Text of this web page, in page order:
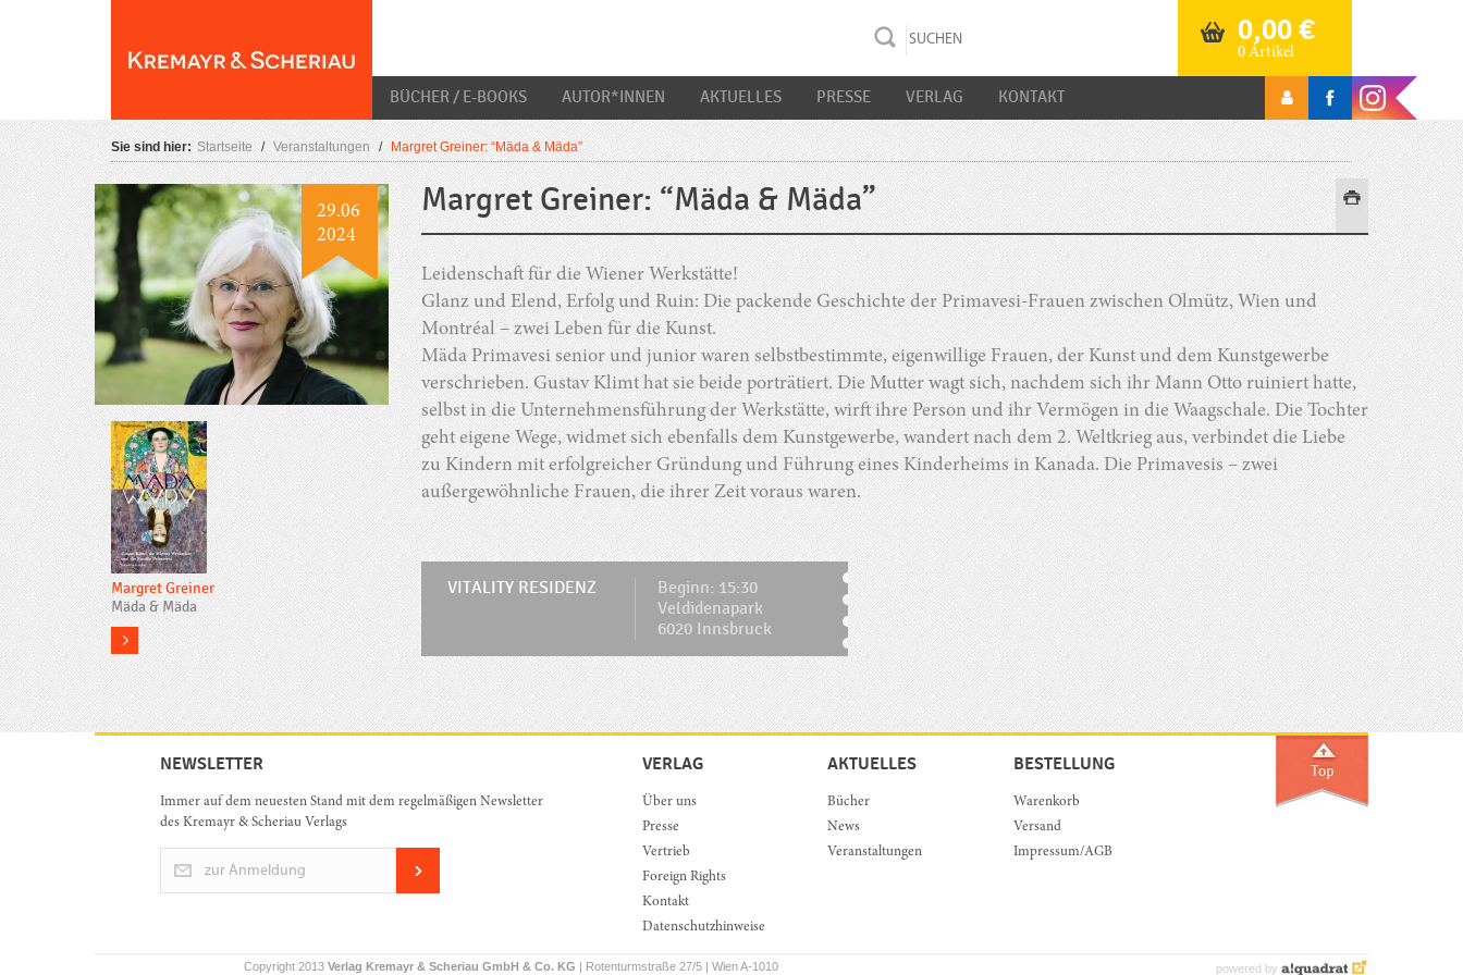
0,00€
0 Artikel
BÜCHER / E-BOOKS AUTOR*INNEN AKTUELLES PRESSE VERLAG KONTAKT
Sie sind hier: Startseite / Veranstaltungen / Margret Greiner: “Mäda & Mäda”
29.06
2024
Margret Greiner
Mäda & Mäda
more
Margret Greiner: “Mäda & Mäda”
Leidenschaft für die Wiener Werkstätte!
Glanz und Elend, Erfolg und Ruin: Die packende Geschichte der Primavesi-Frauen zwischen Olmütz, Wien und
Montréal – zwei Leben für die Kunst.
Mäda Primavesi senior und junior waren selbstbestimmte, eigenwillige Frauen, der Kunst und dem Kunstgewerbe
verschrieben. Gustav Klimt hat sie beide porträtiert. Die Mutter wagt sich, nachdem sich ihr Mann Otto ruiniert hatte,
selbst in die Unternehmensführung der Werkstätte, wirft ihre Person und ihr Vermögen in die Waagschale. Die Tochter
geht eigene Wege, widmet sich ebenfalls dem Kunstgewerbe, wandert nach dem 2. Weltkrieg aus, verbindet die Liebe
zu Kindern mit erfolgreicher Gründung und Führung eines Kinderheims in Kanada. Die Primavesis – zwei
außergewöhnliche Frauen, die ihrer Zeit voraus waren.
VITALITY RESIDENZ
Beginn: 15:30
Veldidenapark
6020 Innsbruck
VERLAG
Über uns
Presse
Vertrieb
Foreign Rights
Kontakt
Datenschutzhinweise
AKTUELLES
Bücher
News
Veranstaltungen
BESTELLUNG
Warenkorb
Versand
Impressum/AGB
NEWSLETTER
Immer auf dem neuesten Stand mit dem regelmäßigen Newsletter
des Kremayr & Scheriau Verlags
zur Anmeldung
Copyright 2013 Verlag Kremayr & Scheriau GmbH & Co. KG | Rotenturmstraße 27/5 | Wien A-1010 powered by